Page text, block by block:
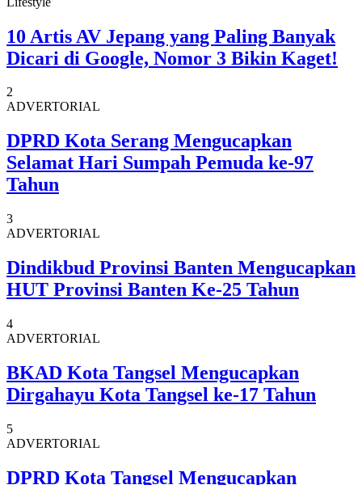
10 Artis AV Jepang yang Paling Banyak
Dicari di Google, Nomor 3 Bikin Kaget!
2
ADVERTORIAL
DPRD Kota Serang Mengucapkan
Selamat Hari Sumpah Pemuda ke-97
Tahun
3
ADVERTORIAL
Dindikbud Provinsi Banten Mengucapkan
HUT Provinsi Banten Ke-25 Tahun
4
ADVERTORIAL
BKAD Kota Tangsel Mengucapkan
Dirgahayu Kota Tangsel ke-17 Tahun
5
ADVERTORIAL
DPRD Kota Tangsel Mengucapkan